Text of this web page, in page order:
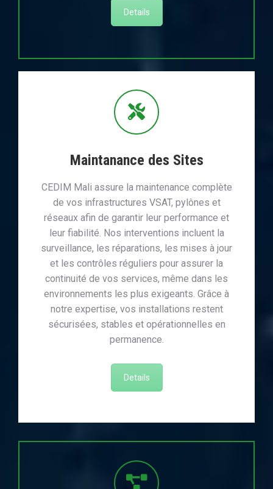
Details
Maintanance des Sites
CEDIM Mali assure la maintenance complète
de vos infrastructures VSAT, pylônes et
réseaux afin de garantir leur performance et
leur fiabilité. Nos interventions incluent la
surveillance, les réparations, les mises à jour
et les contrôles réguliers pour assurer la
continuité de vos services, même dans les
environnements les plus exigeants. Grâce à
notre expertise, vos installations restent
sécurisées, stables et opérationnelles en
permanence.
Details